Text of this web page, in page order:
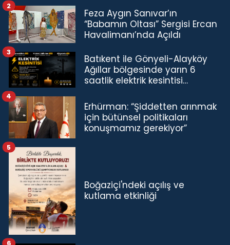
Feza Aygın Sanıvar’ın
“Babamın Oltası” Sergisi Ercan
Havalimanı’nda Açıldı
2
Batıkent ile Gönyeli-Alayköy
Ağıllar bölgesinde yarın 6
saatlik elektrik kesintisi…
3
Erhürman: “Şiddetten arınmak
için bütünsel politikaları
konuşmamız gerekiyor”
4
Boğaziçi'ndeki açılış ve
kutlama etkinliği
5